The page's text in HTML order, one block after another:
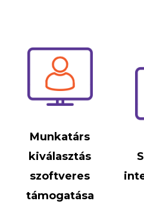
Munkatárs
kiválasztás
szoftveres
támogatása